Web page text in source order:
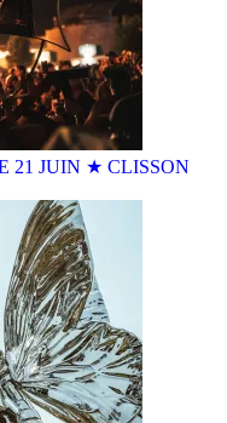
21 JUIN ★ CLISSON